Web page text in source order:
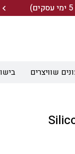
שוויצרים